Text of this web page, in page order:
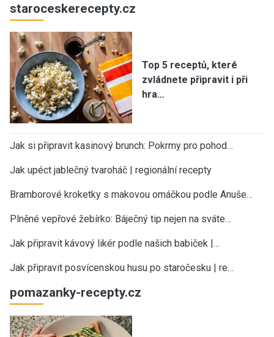
staroceskerecepty.cz
Top 5 receptů, které
zvládnete připravit i při
hra…
Jak si připravit kasinový brunch: Pokrmy pro pohod…
Jak upéct jablečný tvaroháč | regionální recepty
Bramborové kroketky s makovou omáčkou podle Anuše…
Plněné vepřové žebírko: Báječný tip nejen na sváte…
Jak připravit kávový likér podle našich babiček |…
Jak připravit posvícenskou husu po staročesku | re…
pomazanky-recepty.cz